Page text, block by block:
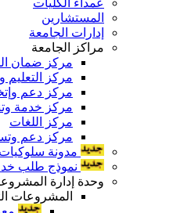
المستشارين
إدارات الجامعة
مراكز الجامعة
مركز ضمان
مركز التعليم
مركز دعم
مركز خدمة
مركز اللغات
مركز دعم
مدونة سلوكيات
نموذج طلب
وحدة إدارة
المشروعات